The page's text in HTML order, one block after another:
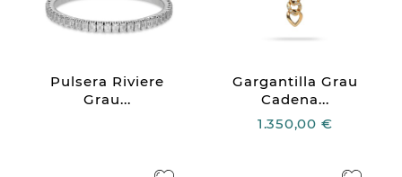
Pulsera Riviere
Grau...
Gargantilla Grau
Cadena...
1.350,00 €